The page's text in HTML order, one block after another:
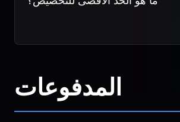
المدفوعات